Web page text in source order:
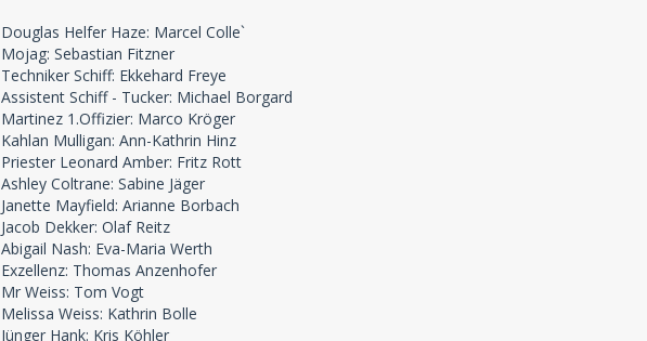
Douglas Helfer Haze: Marcel Colle`
Mojag: Sebastian Fitzner
Techniker Schiff: Ekkehard Freye
Assistent Schiff - Tucker: Michael Borgard
Martinez 1.Offizier: Marco Kröger
Kahlan Mulligan: Ann-Kathrin Hinz
Priester Leonard Amber: Fritz Rott
Ashley Coltrane: Sabine Jäger
Janette Mayfield: Arianne Borbach
Jacob Dekker: Olaf Reitz
Abigail Nash: Eva-Maria Werth
Exzellenz: Thomas Anzenhofer
Mr Weiss: Tom Vogt
Melissa Weiss: Kathrin Bolle
Jünger Hank: Kris Köhler